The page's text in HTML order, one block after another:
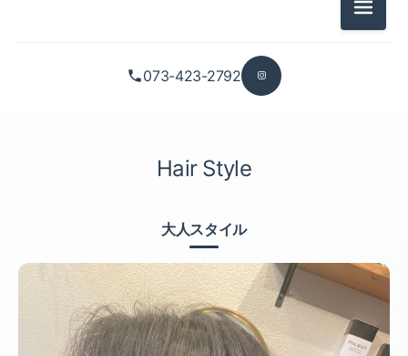
073-423-2792
カラリング（4）
メニュ
Hair Style
大人スタイル